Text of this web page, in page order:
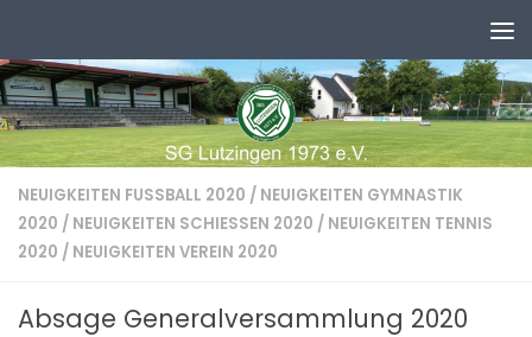
NEUIGKEITEN FUSSBALL 2020 / NEUIGKEITEN GYMNASTIK
2020 / NEUIGKEITEN SCHIESSEN 2020 / NEUIGKEITEN TENNIS
2020 / NEUIGKEITEN VEREIN 2020
Absage Generalversammlung 2020